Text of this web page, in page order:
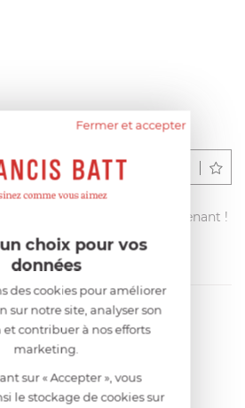
un avis
sur francisbatt.com ?
les autres clients dès maintenant !
Fermer et accepter
choix pour vos
données
des cookies pour améliorer
sur notre site, analyser son
contribuer à nos efforts
marketing.
sur « Accepter », vous
le stockage de cookies sur